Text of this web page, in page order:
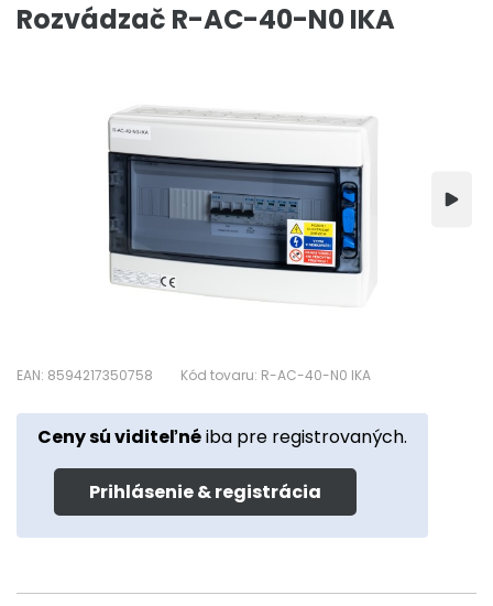
Rozvádzač R-AC-40-N0 IKA
EAN: 8594217350758 Kód tovaru: R-AC-40-N0 IKA
Ceny sú viditeľnéiba pre registrovaných.
Prihlásenie & registrácia